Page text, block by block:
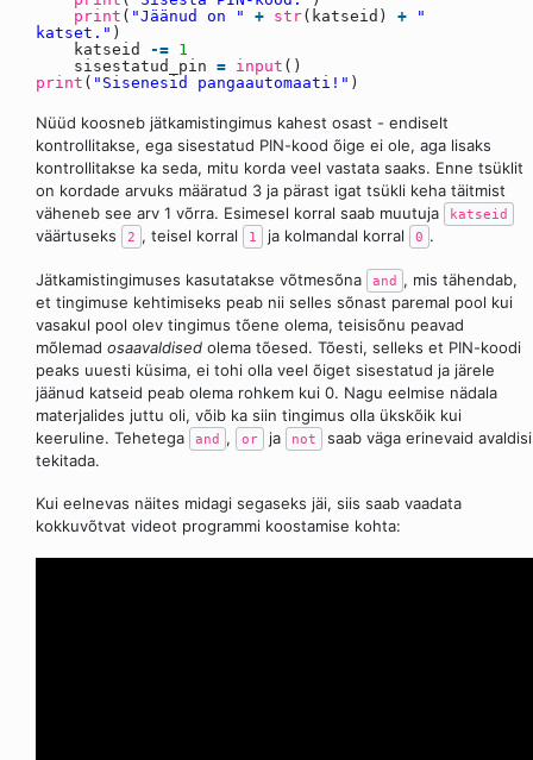
print ( "Jäänud on " + str(katseid) +
"
katset." )
katseid -= 1
sisestatud_pin = input ()
print ( "Sisenesid pangaautomaati!" )
Nüüd koosneb jätkamistingimus kahest osast - endiselt
kontrollitakse, ega sisestatud PIN-kood õige ei ole, aga lisaks
kontrollitakse ka seda, mitu korda veel vastata saaks. Enne tsüklit
on kordade arvuks määratud 3 ja pärast igat tsükli keha täitmist
väheneb see arv 1 võrra. Esimesel korral saab muutuja
katseid
väärtuseks 2 , teisel korral 1 ja kolmandal korral 0 .
Jätkamistingimuses kasutatakse võtmesõna and , mis tähendab,
et tingimuse kehtimiseks peab nii selles sõnast paremal pool kui
vasakul pool olev tingimus tõene olema, teisisõnu peavad
mõlemad osaavaldised olema tõesed. Tõesti, selleks et PIN-koodi
peaks uuesti küsima, ei tohi olla veel õiget sisestatud ja järele
jäänud katseid peab olema rohkem kui 0. Nagu eelmise nädala
materjalides juttu oli, võib ka siin tingimus olla ükskõik kui
keeruline. Tehetega
and , or ja not
saab väga erinevaid avaldisi
tekitada.
Kui eelnevas näites midagi segaseks jäi, siis saab vaadata
kokkuvõtvat videot programmi koostamise kohta: